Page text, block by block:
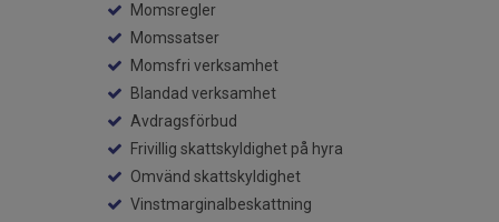
Momsregler
Momssatser
Momsfri verksamhet
Blandad verksamhet
Avdragsförbud
Frivillig skattskyldighet på hyra
Omvänd skattskyldighet
Vinstmarginalbeskattning